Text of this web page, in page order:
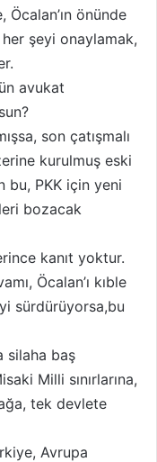
önünde
şeyi onaylamak,
avukat
son çatışmalı
kurulmuş eski
bu, PKK için yeni
bozacak
kanıt yoktur.
Öcalan’ı kıble
sürdürüyorsa,bu
silaha baş
Milli sınırlarına,
tek devlete
Avrupa